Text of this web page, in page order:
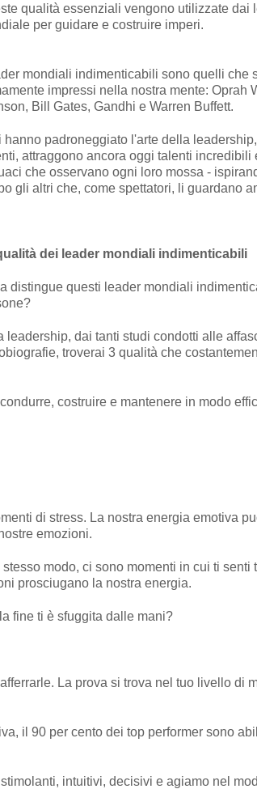
qualità essenziali vengono utilizzate dai
per guidare e costruire imperi.
mondiali indimenticabili sono quelli che
impressi nella nostra mente: Oprah
Bill Gates, Gandhi e Warren Buffett.
hanno padroneggiato l'arte della
attraggono ancora oggi talenti incredibili
che osservano ogni loro mossa -
gli altri che, come spettatori, li guardano
dei leader mondiali indimenticabili
distingue questi leader mondiali
dai tanti studi condotti alle
troverai 3 qualità che
costruire e mantenere in modo
di stress. La nostra energia emotiva
emozioni.
modo, ci sono momenti in cui ti senti
prosciugano la nostra energia.
fine ti è sfuggita dalle mani?
La prova si trova nel tuo livello di
il 90 per cento dei top performer sono
intuitivi, decisivi e agiamo nel